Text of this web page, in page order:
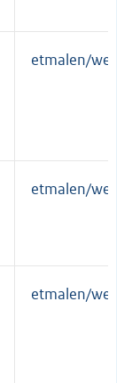
etmalen/week
etmalen/week
etmalen/week